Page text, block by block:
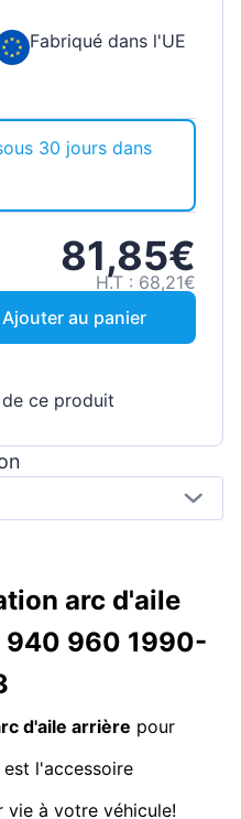
Fabriqué dans l'UE
30 jours dans
81,85€
H.T : 68,21€
Ajouter au panier
ce produit
arc d'aile
940 960 1990-
d'aile arrière pour
est l'accessoire
vie à votre véhicule!